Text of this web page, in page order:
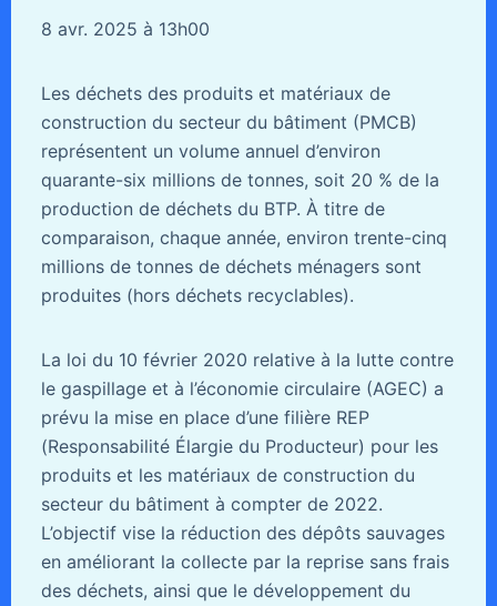
8 avr. 2025 à 13h00
Les déchets des produits et matériaux de
construction du secteur du bâtiment (PMCB)
représentent un volume annuel d’environ
quarante-six millions de tonnes, soit 20 % de la
production de déchets du BTP. À titre de
comparaison, chaque année, environ trente-cinq
millions de tonnes de déchets ménagers sont
produites (hors déchets recyclables).
La loi du 10 février 2020 relative à la lutte contre
le gaspillage et à l’économie circulaire (AGEC) a
prévu la mise en place d’une filière REP
(Responsabilité Élargie du Producteur) pour les
produits et les matériaux de construction du
secteur du bâtiment à compter de 2022.
L’objectif vise la réduction des dépôts sauvages
en améliorant la collecte par la reprise sans frais
des déchets, ainsi que le développement du